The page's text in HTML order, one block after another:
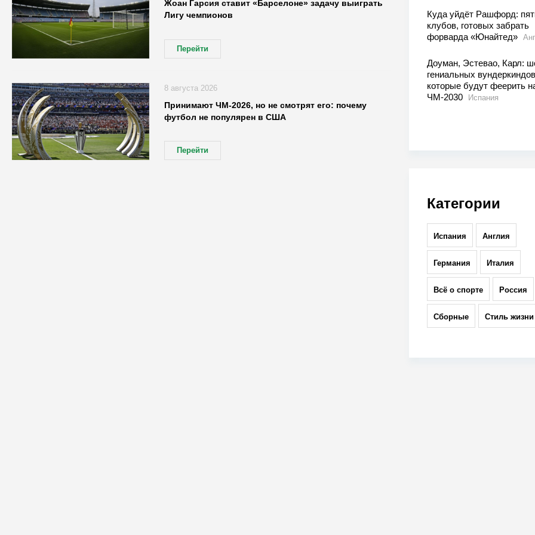
Куда уйдёт Рашфорд:
клубов, готовых забрать
форварда «Юнайтед»
Доуман, Эстевао, Карл:
гениальных
которые будут феерить
ЧМ-2030
Испания
Категории
Испания Англия
Германия Италия
Всё о спорте Россия
Сборные Стиль жизни
Жоан Гарсия ставит «Барселоне» задачу выиграть
Лигу чемпионов
Перейти
Принимают ЧМ-2026, но не смотрят его: почему
футбол не популярен в США
Перейти
8 августа 2026